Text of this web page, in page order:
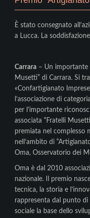
È stato consegnato
a Lucca. La
Carrara – Un importante
Musetti” di Carrara. Si
«Confartigianato
l’associazione di
per l’importante
associata “Fratelli
premiata nel complesso
nell’ambito di
Oma, Osservatorio dei
Oma è dal 2010
nazionale. Il premio
tecnica, la storia e
rappresenta dal punto
sociale la base dello